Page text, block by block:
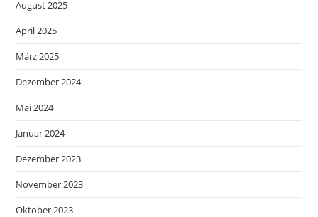
August 2025
April 2025
März 2025
Dezember 2024
Mai 2024
Januar 2024
Dezember 2023
November 2023
Oktober 2023